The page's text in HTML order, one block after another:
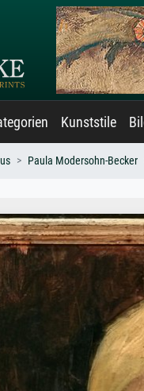
Kunststile
Paula Modersohn-Becker